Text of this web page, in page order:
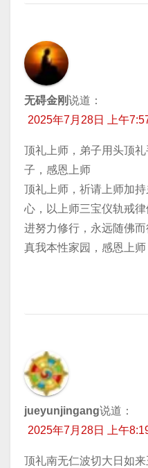
无碍金刚说道：
2025年7月28日 上午
顶礼上师，弟子用头顶
子，感恩上师
顶礼上师，祈请上师加
心，以上师三宝仪轨戒
进努力修行，永远随佛
真我本性家园，感恩上师
jueyunjingang说道：
2025年7月28日 上午
顶礼南无仁波切大日如